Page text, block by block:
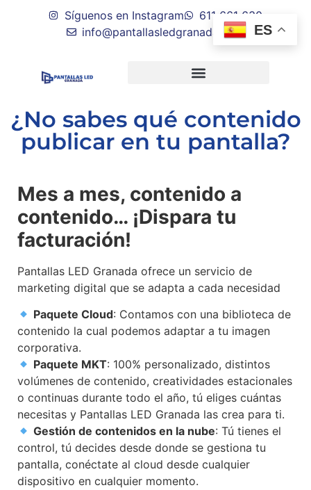
Síguenos en Instagram
611 661 630
info@pantallasledgranada.com
¿No sabes qué contenido
publicar en tu pantalla?
Mes a mes, contenido a
contenido… ¡Dispara tu
facturación!
Pantallas LED Granada ofrece un servicio de
marketing digital que se adapta a cada necesidad
Paquete Cloud: Contamos con una biblioteca de
contenido la cual podemos adaptar a tu imagen
corporativa.
Paquete MKT: 100% personalizado, distintos
volúmenes de contenido, creatividades estacionales
o continuas durante todo el año, tú eliges cuántas
necesitas y Pantallas LED Granada las crea para ti.
Gestión de contenidos en la nube: Tú tienes el
control, tú decides desde donde se gestiona tu
pantalla, conéctate al cloud desde cualquier
dispositivo en cualquier momento.
ES